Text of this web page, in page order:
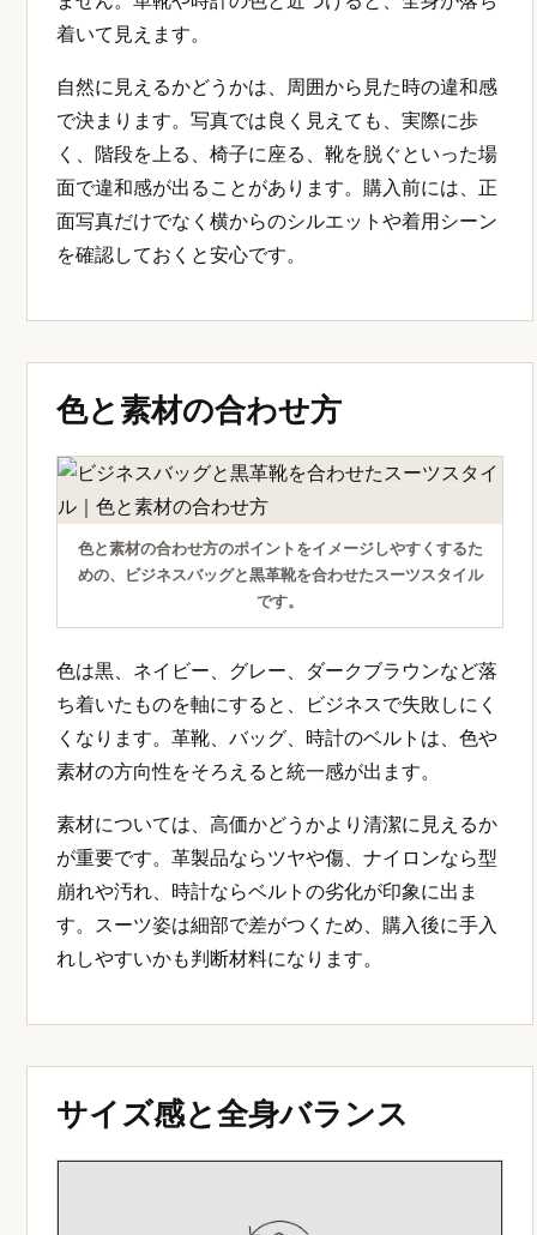
着いて見えます。
自然に見えるかどうかは、周囲から見た時の違和感
で決まります。写真では良く見えても、実際に歩
く、階段を上る、椅子に座る、靴を脱ぐといった場
面で違和感が出ることがあります。購入前には、正
面写真だけでなく横からのシルエットや着用シーン
を確認しておくと安心です。
色と素材の合わせ方
色と素材の合わせ方のポイントをイメージしやすくするた
めの、ビジネスバッグと黒革靴を合わせたスーツスタイル
です。
色は黒、ネイビー、グレー、ダークブラウンなど落
ち着いたものを軸にすると、ビジネスで失敗しにく
くなります。革靴、バッグ、時計のベルトは、色や
素材の方向性をそろえると統一感が出ます。
素材については、高価かどうかより清潔に見えるか
が重要です。革製品ならツヤや傷、ナイロンなら型
崩れや汚れ、時計ならベルトの劣化が印象に出ま
す。スーツ姿は細部で差がつくため、購入後に手入
れしやすいかも判断材料になります。
サイズ感と全身バランス